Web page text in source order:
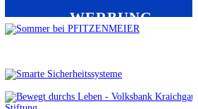
WERBUNG